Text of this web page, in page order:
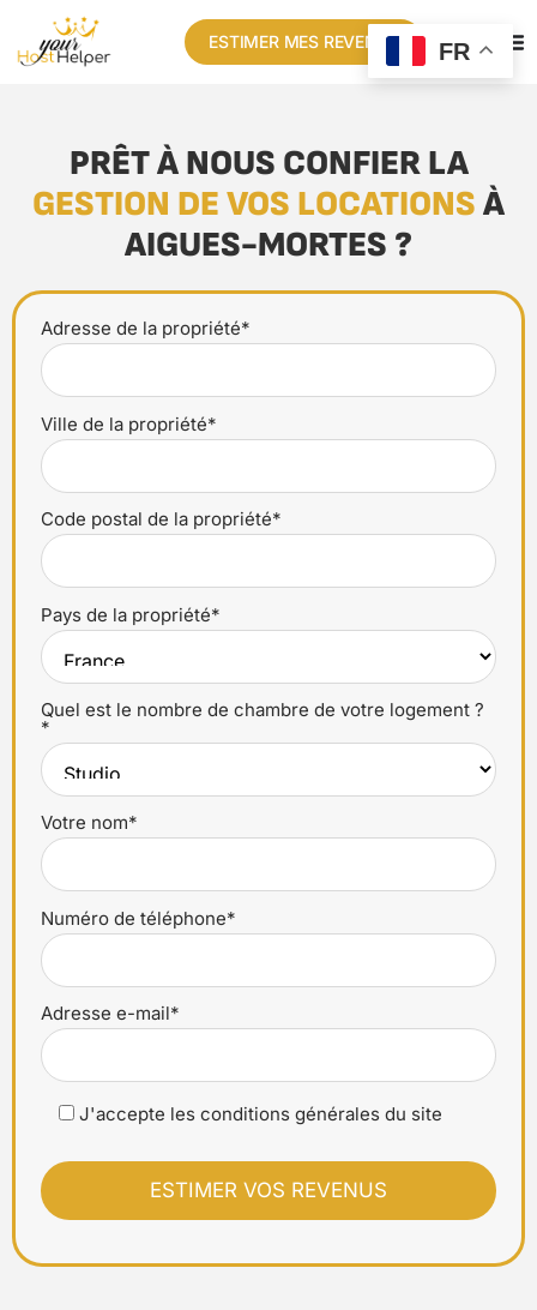
ESTIMER MES REVENUS
PRÊT À NOUS CONFIER LA
GESTION DE VOS LOCATIONS À
AIGUES-MORTES ?
Adresse de la propriété*
Ville de la propriété*
Code postal de la propriété*
Pays de la propriété*
Quel est le nombre de chambre de votre logement ?
*
Votre nom*
Numéro de téléphone*
Adresse e-mail*
J'accepte les conditions générales du site
FR